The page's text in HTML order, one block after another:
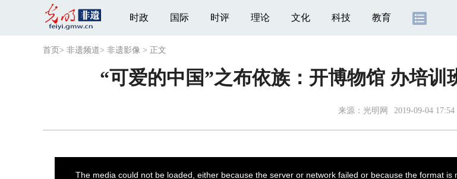
时政 国际 时评 理论 文化 科技 教育
首页 > 非遗频道> 非遗影像 > 正文
“可爱的中国”之布依族：开博物馆 办培
来源： 光明网 2019-09-04 17:54
The media could not be loaded, either because the server or network failed or because the format is